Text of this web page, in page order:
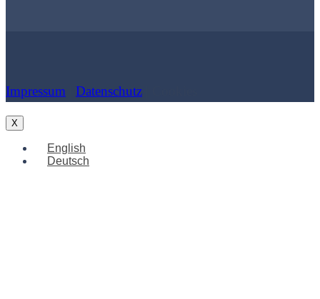
Impressum Datenschutz
X
English
Deutsch